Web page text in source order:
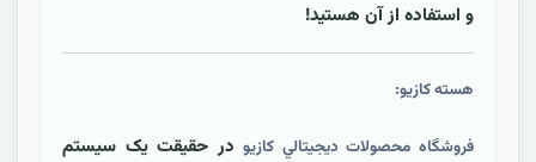
و استفاده از آن هستید!
هسته کازیو:
فروشگاه محصولات ديجيتالي کازيودر حقيقت یک سیستم